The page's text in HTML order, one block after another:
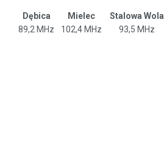
Dębica Mielec Stalowa Wola
89,2 MHz
102,4 MHz 93,5 MHz